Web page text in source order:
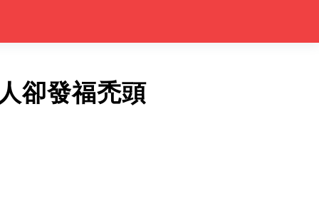
卻發福禿頭